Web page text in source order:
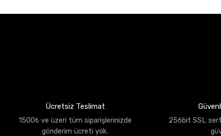
Ücretsiz Teslimat
1500₺ ve üzeri tüm siparişlerinizde
gönderim ücreti yok.
256bit SSL